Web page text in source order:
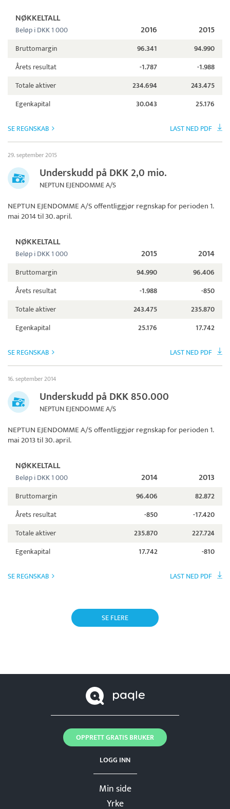
NØKKELTALL
Beløp i DKK 1 000 2016 2015
Bruttomargin 96.341
94.990
Årets resultat
-1.787
-1.988
Totale aktiver
234.694
243.475
Egenkapital
30.043 25.176
SE REGNSKAB LAST NED PDF
29. september 2015
Underskudd på DKK 2,0 mio.
NEPTUN EJENDOMME A/S
NEPTUN EJENDOMME A/Soffentliggjør regnskap for perioden 1.
mai 2014 til 30. april.
NØKKELTALL
Beløp i DKK 1 000 2015 2014
Bruttomargin 94.990
96.406
Årets resultat
-1.988
-850
Totale aktiver
243.475
235.870
Egenkapital
25.176 17.742
SE REGNSKAB LAST NED PDF
16. september 2014
Underskudd på DKK 850.000
NEPTUN EJENDOMME A/S
NEPTUN EJENDOMME A/Soffentliggjør regnskap for perioden 1.
mai 2013 til 30. april.
NØKKELTALL
Beløp i DKK 1 000 2014 2013
Bruttomargin 96.406
82.872
Årets resultat
-850
-17.420
Totale aktiver
235.870
227.724
Egenkapital
17.742 -810
SE REGNSKAB LAST NED PDF
SE FLERE
Min side
Yrke
LOGG INN
OPPRETT GRATIS BRUKER